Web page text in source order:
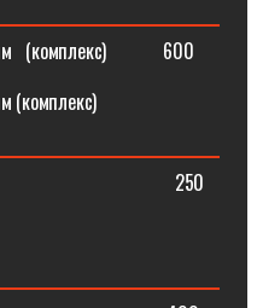
ям⠀(комплекс)⠀⠀⠀⠀600
(комплекс)⠀